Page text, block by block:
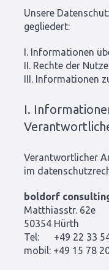
Unsere
gegliedert:
I. Informationen
II. Rechte der
III. Informationen
I.
Verantwortlicher
im
boldorf
Matthiasstr. 62e
50354 Hürth
Tel: +49 22 33
mobil: +49 15 78